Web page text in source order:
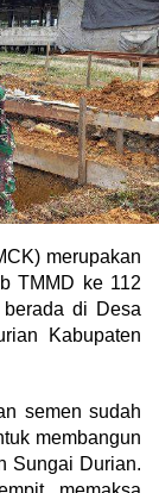
merupakan
TMMD ke 112
di Desa
Kabupaten
semen sudah
membangun
Sungai Durian.